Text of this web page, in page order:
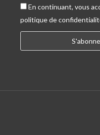
En continuant, vous
politique de